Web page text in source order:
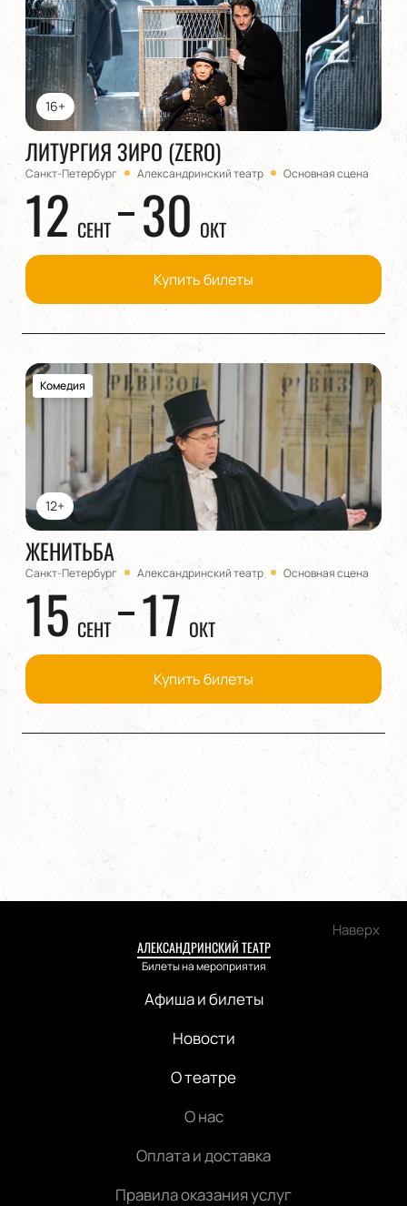
16+
ЛИТУРГИЯ ЗИРО (ZERO)
Санкт-Петербург Александринский театр Основная сцена
12 СЕНТ 30 ОКТ
Купить билеты
12+
Комедия
ЖЕНИТЬБА
Санкт-Петербург Александринский театр Основная сцена
15 СЕНТ 17 ОКТ
Купить билеты
Наверх
АЛЕКСАНДРИНСКИЙ ТЕАТР
Билеты на мероприятия
Афиша и билеты
Новости
О театре
О нас
Оплата и доставка
Правила оказания услуг